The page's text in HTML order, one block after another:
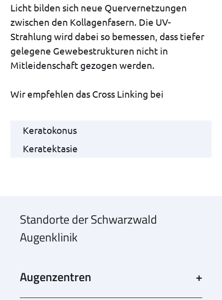
Licht bilden sich neue Quervernetzungen
zwischen den Kollagenfasern. Die UV-
Strahlung wird dabei so bemessen, dass tiefer
gelegene Gewebestrukturen nicht in
Mitleidenschaft gezogen werden.
Wir empfehlen das Cross Linking bei
Keratokonus
Keratektasie
Standorte der Schwarzwald
Augenklinik
Augenzentren